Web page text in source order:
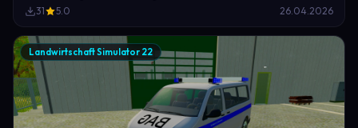
31 5.0 26.04.2026
Landwirtschaft Simulator 22